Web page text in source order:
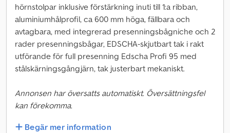
hörnstolpar inklusive förstärkning inuti till 1:a ribban,
aluminiumhålprofil, ca 600 mm höga, fällbara och
avtagbara, med integrerad presenningsbågniche och 2
rader presenningsbågar, EDSCHA-skjutbart tak i rakt
utförande för full presenning Edscha Profi 95 med
stålskärningsgångjärn, tak justerbart mekaniskt.
Annonsen har översatts automatiskt. Översättningsfel
kan förekomma.
Begär mer information